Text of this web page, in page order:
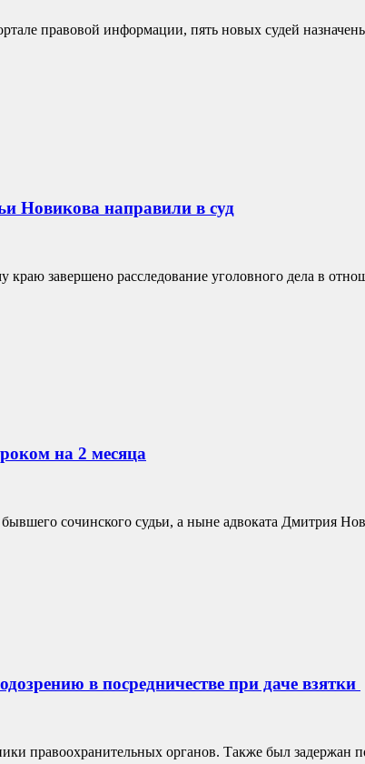
правовой информации, пять новых судей
Новикова направили в суд
завершено расследование уголовного дела в
на 2 месяца
сочинского судьи, а ныне адвоката Дмитрия
в посредничестве при даче взятки
правоохранительных органов. Также был